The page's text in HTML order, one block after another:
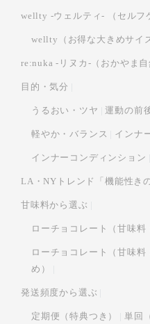
wellty -ウェルティ- （セルフ
wellty（お得な大きめサイ
re:nuka -リヌカ-（おかやま
目的・気分
うるおい・ツヤ 運動の前
軽やか・バランス インナ
インナーコンディンション
LA・NYトレンド「機能性き
甘味料から選ぶ
ローチョコレート（甘味
ローチョコレート（甘味
め）
発送頻度から選ぶ
定期便（特典つき） 単回